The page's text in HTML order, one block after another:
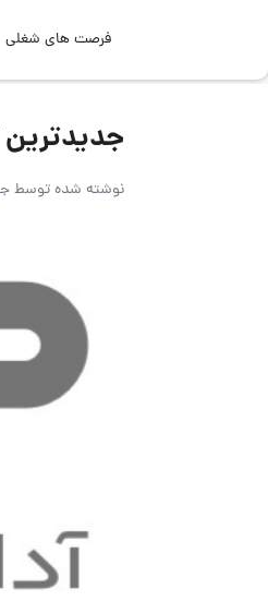
فرصت های شغلی
جدیدترین
نوشته شده توسط